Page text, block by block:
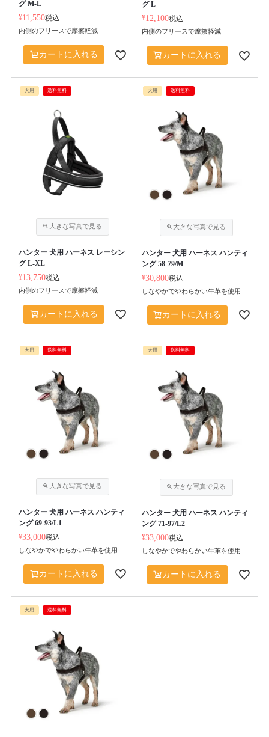
グ M-L
¥11,550税込
内側のフリースで摩擦軽減
カートに入れる
グ L
¥12,100税込
内側のフリースで摩擦軽減
カートに入れる
犬用 送料無料
ハンター 犬用 ハーネス レーシン
グ L-XL
¥13,750税込
内側のフリースで摩擦軽減
カートに入れる
犬用 送料無料
ハンター 犬用 ハーネス ハンティ
ング 58-79/M
¥30,800税込
しなやかでやわらかい牛革を使用
カートに入れる
犬用 送料無料
ハンター 犬用 ハーネス ハンティ
ング 69-93/L1
¥33,000税込
しなやかでやわらかい牛革を使用
カートに入れる
犬用 送料無料
ハンター 犬用 ハーネス ハンティ
ング 71-97/L2
¥33,000税込
しなやかでやわらかい牛革を使用
カートに入れる
犬用 送料無料